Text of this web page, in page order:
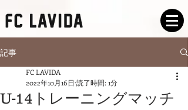
記事
U-14トレーニングマッチ
FC LAVIDA
2022年10月16日 読了時間: 1分